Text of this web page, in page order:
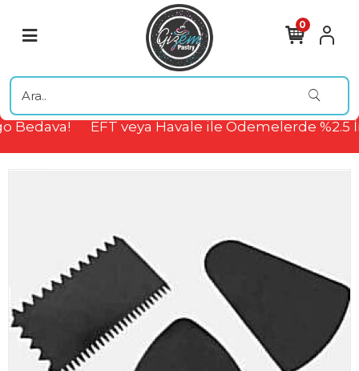
Bedava! EFT veya Havale ile Ödemelerde %2.5
0